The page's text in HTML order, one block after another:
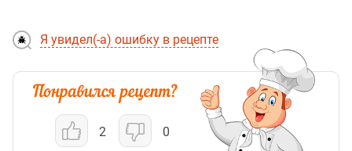
Я увидел(-а) ошибку в рецепте
2 0